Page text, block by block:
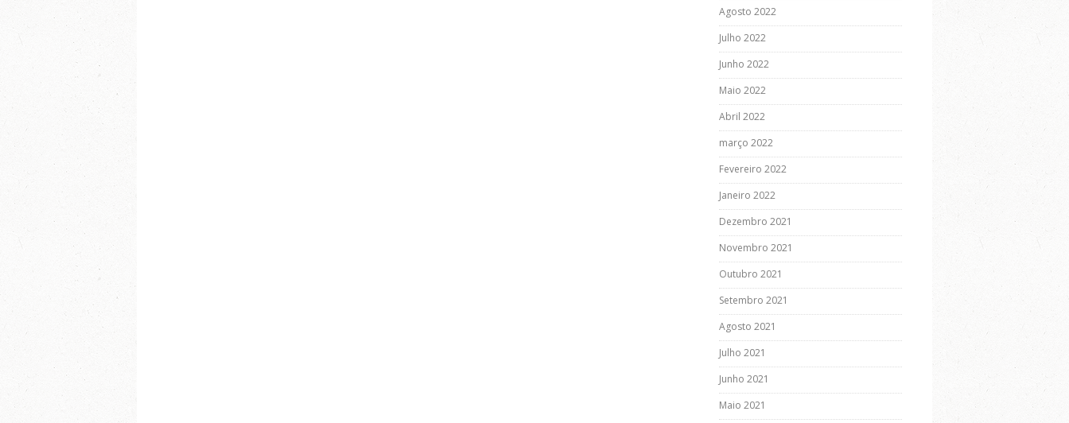
Agosto 2022
Julho 2022
Junho 2022
Maio 2022
Abril 2022
março 2022
Fevereiro 2022
Janeiro 2022
Dezembro 2021
Novembro 2021
Outubro 2021
Setembro 2021
Agosto 2021
Julho 2021
Junho 2021
Maio 2021